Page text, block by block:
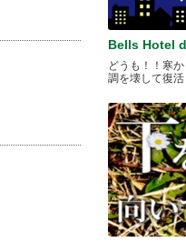
Bells Hotel
どうも！！寒
調を壊して復活